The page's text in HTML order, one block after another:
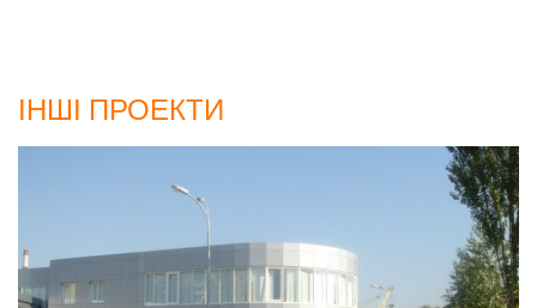
ІНШІ ПРОЕКТИ